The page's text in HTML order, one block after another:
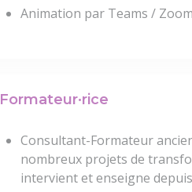
Animation par Teams /
Formateur·rice
Consultant-Formateur
nombreux projets de
intervient et enseigne